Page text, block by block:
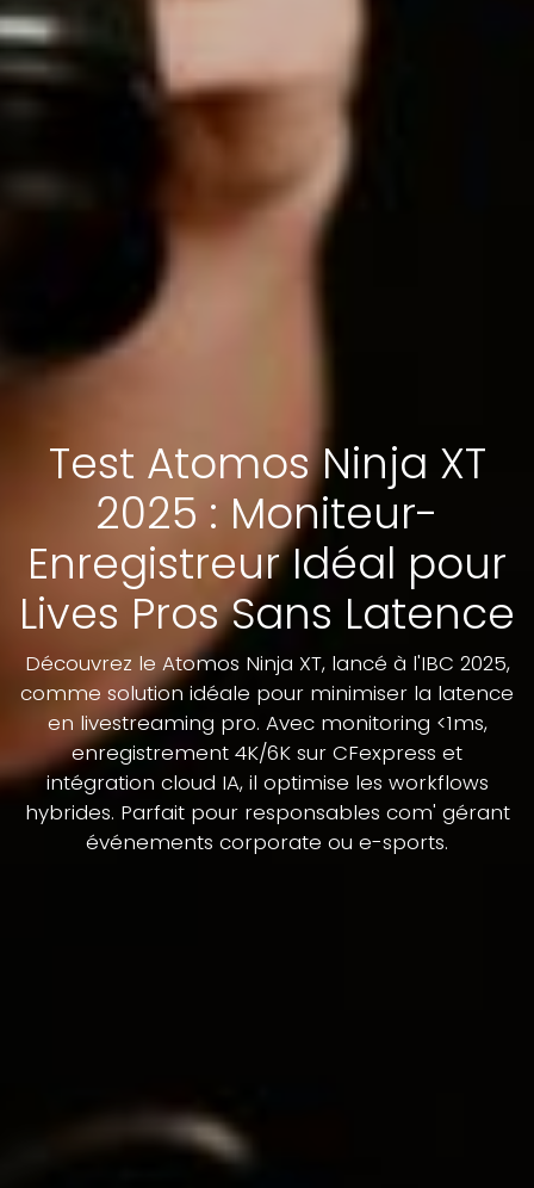
Test Atomos Ninja XT
2025 : Moniteur-
Enregistreur Idéal pour
Lives Pros Sans Latence
Découvrez le Atomos Ninja XT, lancé à l'IBC 2025,
comme solution idéale pour minimiser la latence
en livestreaming pro. Avec monitoring <1ms,
enregistrement 4K/6K sur CFexpress et
intégration cloud IA, il optimise les workflows
hybrides. Parfait pour responsables com' gérant
événements corporate ou e-sports.